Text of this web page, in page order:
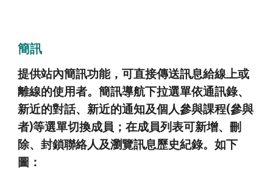
簡訊
提供站內簡訊功能，可直接傳送訊息給線上或
離線的使用者。簡訊導航下拉選單依通訊錄、
新近的對話、新近的通知及個人參與課程(參與
者)等選單切換成員；在成員列表可新增、刪
除、封鎖聯絡人及瀏覽訊息歷史紀錄。如下
圖：